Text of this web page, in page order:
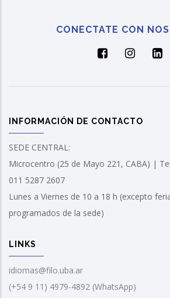
CONECTATE CON
INFORMACIÓN DE CONTACTO
SEDE CENTRAL:
Microcentro (25 de Mayo 221, CABA) |
011 5287 2607
Lunes a Viernes de 10 a 18 h (excepto
programados de la sede)
LINKS
idiomas@filo.uba.ar
(+54 9 11) 4979-4892 (WhatsApp)